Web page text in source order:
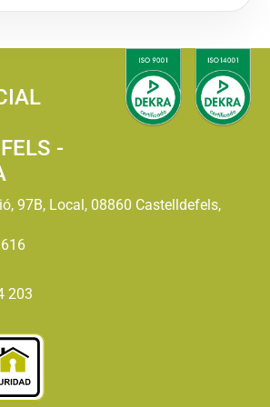
-
97B, Local, 08860 Castelldefels,
203